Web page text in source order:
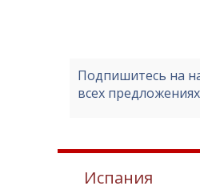
Подпишитесь на
всех предложениях
Испания